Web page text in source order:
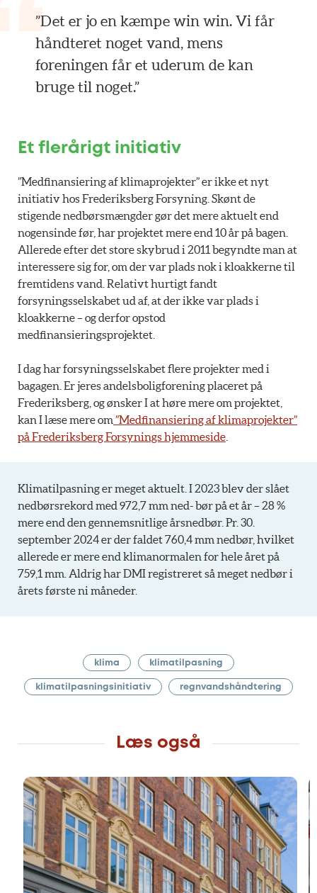
”Det er jo en kæmpe win win. Vi får
håndteret noget vand, mens
foreningen får et uderum de kan
bruge til noget.”
Et flerårigt initiativ
”Medfinansiering af klimaprojekter” er ikke et nyt
initiativ hos Frederiksberg Forsyning. Skønt de
stigende nedbørsmængder gør det mere aktuelt end
nogensinde før, har projektet mere end 10 år på bagen.
Allerede efter det store skybrud i 2011 begyndte man at
interessere sig for, om der var plads nok i kloakkerne til
fremtidens vand. Relativt hurtigt fandt
forsyningsselskabet ud af, at der ikke var plads i
kloakkerne – og derfor opstod
medfinansieringsprojektet.
I dag har forsyningsselskabet flere projekter med i
bagagen. Er jeres andelsboligforening placeret på
Frederiksberg, og ønsker I at høre mere om projektet,
kan I læse mere om ”Medfinansiering af klimaprojekter”
på Frederiksberg Forsynings hjemmeside
Klimatilpasning er meget aktuelt. I 2023 blev der slået
nedbørsrekord med 972,7 mm ned- bør på et år – 28 %
mere end den gennemsnitlige årsnedbør. Pr. 30.
september 2024 er der faldet 760,4 mm nedbør, hvilket
allerede er mere end klimanormalen for hele året på
759,1 mm. Aldrig har DMI registreret så meget nedbør i
årets første ni måneder.
klima klimatilpasning
klimatilpasningsinitiativ regnvandshåndtering
Læs også